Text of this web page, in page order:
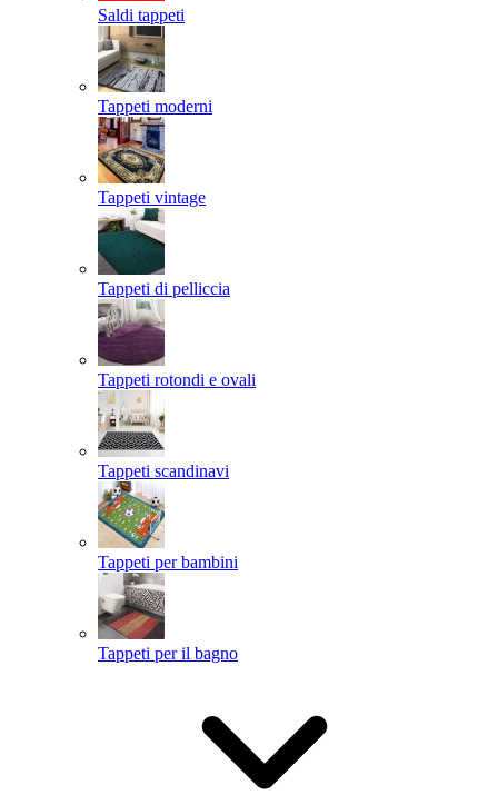
Saldi tappeti
Tappeti moderni
Tappeti vintage
Tappeti di pelliccia
Tappeti rotondi e ovali
Tappeti scandinavi
Tappeti per bambini
Tappeti per il bagno